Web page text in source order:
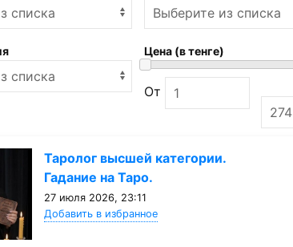
Цена (в тенге)
От
Таролог высшей категории.
Гадание на Таро.
27 июля 2026, 23:11
Добавить в избранное